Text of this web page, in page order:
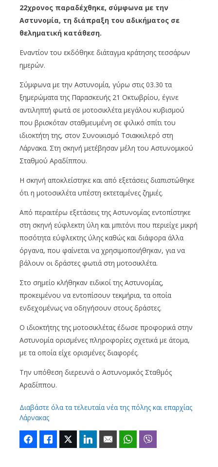
22χρονος παραδέχθηκε, σύμφωνα με την
Αστυνομία, τη διάπραξη του αδικήματος σε
θεληματική κατάθεση.
Εναντίον του εκδόθηκε διάταγμα κράτησης τεσσάρων
ημερών.
Σύμφωνα με την Αστυνομία, γύρω στις 03.30 τα
ξημερώματα της Παρασκευής 21 Οκτωβρίου, έγινε
αντιληπτή φωτά σε μοτοσικλέτα μεγάλου κυβισμού
που βρισκόταν σταθμευμένη σε φιλικό σπίτι του
ιδιοκτήτη της, στον Συνοικισμό Τσιακκιλερό στη
Λάρνακα. Στη σκηνή μετέβησαν μέλη του Αστυνομικού
Σταθμού Αραδίππου.
Η σκηνή αποκλείστηκε και από εξετάσεις διαπιστώθηκε
ότι η μοτοσικλέτα υπέστη εκτεταμένες ζημιές.
Από περαιτέρω εξετάσεις της Αστυνομίας εντοπίστηκε
στη σκηνή εύφλεκτη ύλη και μπιτόνι που περιείχε μικρή
ποσότητα εύφλεκτης ύλης καθώς και διάφορα άλλα
όργανα, που φαίνεται να χρησιμοποιήθηκαν, για να
βάλουν οι δράστες φωτιά στη μοτοσικλέτα.
Στο σημείο κλήθηκαν ειδικοί της Αστυνομίας,
προκειμένου να εντοπίσουν τεκμήρια, τα οποία
ενδεχομένως να οδηγήσουν στους δράστες.
Ο ιδιοκτήτης της μοτοσικλέτας έδωσε προφορικά στην
Αστυνομία ορισμένες πληροφορίες σχετικά με άτομα,
με τα οποία είχε ορισμένες διαφορές.
Την υπόθεση διερευνά ο Αστυνομικός Σταθμός
Αραδίππου.
Διαβάστε όλα τα τελευταία νέα της πόλης και επαρχίας
Λάρνακας
FacebookLike Twitter LinkedIn Email WhatsApp